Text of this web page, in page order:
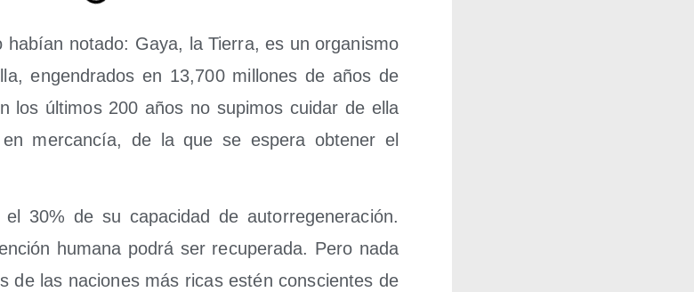
habían nota­do: Gaya, la Tie­rra, es un orga­nis­mo
engen­dra­dos en 13,700 millo­nes de años de
los últi­mos 200 años no supi­mos cui­dar de ella
mer­can­cía, de la que se espe­ra obte­ner el
30% de su capa­ci­dad de auto­rre­ge­ne­ra­ción.
huma­na podrá ser recu­pe­ra­da. Pero nada
de las nacio­nes más ricas estén cons­cien­tes de